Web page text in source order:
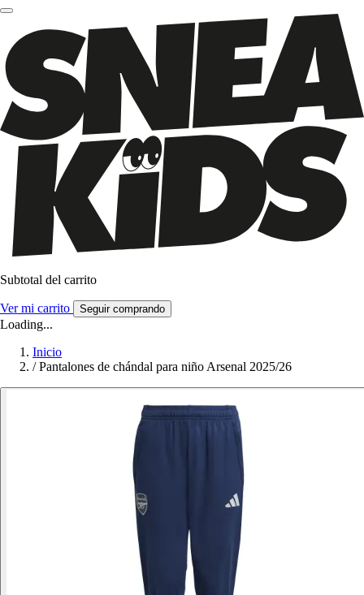
Subtotal del carrito
Ver mi carrito Seguir comprando
Loading...
Inicio
/ Pantalones de chándal para niño Arsenal 2025/26